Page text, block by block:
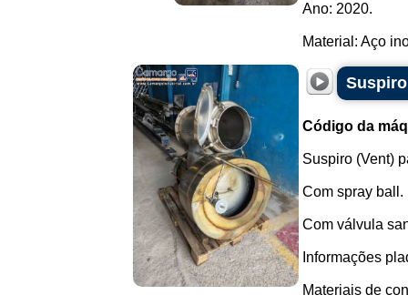
Ano: 2020.
Material: Aço
Código da
Suspiro (Vent)
Com spray ball.
Com válvula
Informações
Materiais de